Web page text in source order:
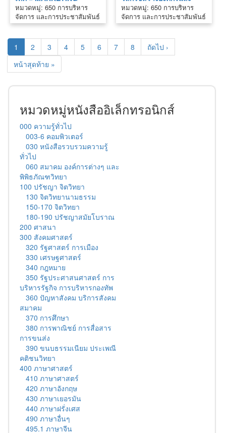
TECHNOLOGY TREND
2021
หมวดหมู่: 650 การบริหาร
จัดการ และการประชาสัมพันธ์
บริหารคน
หมวดหมู่: 650 การบริหาร
จัดการ และการประชาสัมพันธ์
1 2 3 4 5 6 7 8
ถัดไป ›
หน้าสุดท้าย »
หมวดหมู่หนังสืออิเล็กทรอนิกส์
000 ความรู้ทั่วไป
003-6 คอมพิวเตอร์
030 หนังสือรวบรวมความรู้
ทั่วไป
060 สมาคม องค์การต่างๆ และ
พิพิธภัณฑวิทยา
100 ปรัชญา จิตวิทยา
130 จิตวิทยานามธรรม
150-170 จิตวิทยา
180-190 ปรัชญาสมัยโบราณ
200 ศาสนา
300 สังคมศาสตร์
320 รัฐศาสตร์ การเมือง
330 เศรษฐศาสตร์
340 กฎหมาย
350 รัฐประศาสนศาสตร์ การ
บริหารรัฐกิจ การบริหารกองทัพ
360 ปัญหาสังคม บริการสังคม
สมาคม
370 การศึกษา
380 การพาณิชย์ การสื่อสาร
การขนส่ง
390 ขนบธรรมเนียม ประเพณี
คติชนวิทยา
400 ภาษาศาสตร์
410 ภาษาศาสตร์
420 ภาษาอังกฤษ
430 ภาษาเยอรมัน
440 ภาษาฝรั่งเศส
490 ภาษาอื่นๆ
495.1 ภาษาจีน